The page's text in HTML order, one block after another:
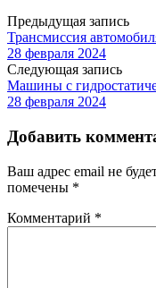
Предыдущая запись
Трансмиссия
28 февраля 2024
Следующая запись
Машины с
28 февраля 2024
Добавить
Ваш адрес email не
помечены *
Комментарий *